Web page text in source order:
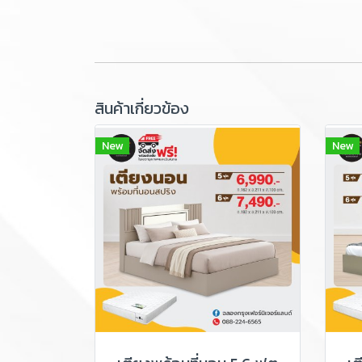
สินค้าเกี่ยวข้อง
New New